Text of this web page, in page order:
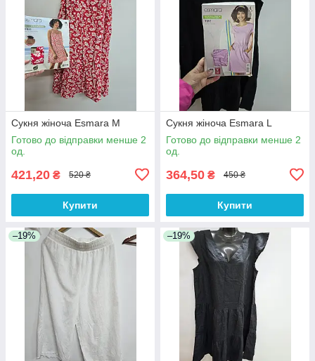
Сукня жіноча Esmara M
Готово до відправки менше 2
од.
421,20 ₴ 520 ₴
Купити
Сукня жіноча Esmara L
Готово до відправки менше 2
од.
364,50 ₴ 450 ₴
Купити
–19% –19%